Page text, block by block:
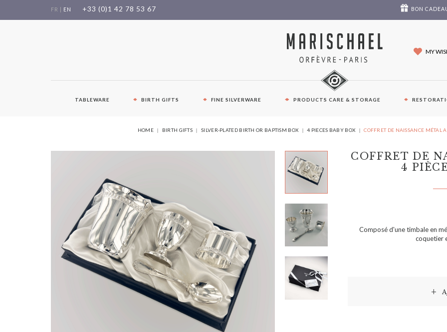
FR EN +33 (0)1 42 78 53 67 BON
MY
TABLEWARE BIRTH GIFTS FINE SILVERWARE PRODUCTS CARE & STORAGE
YOU
HOME BIRTH GIFTS SILVER-PLATED BIRTH OR BAPTISM BOX 4 PIECES BABY BOX COFFRET DE NAISSANCE MÉTAL
COFFRET DE
4
Composé d'une timbale en
coquetier